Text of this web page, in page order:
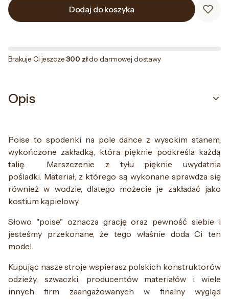
Dodaj do koszyka
Brakuje Ci jeszcze300 złdo darmowej dostawy
Opis
Poise to spodenki na pole dance z wysokim stanem,
wykończone zakładką, która pięknie podkreśla każdą
talię. Marszczenie z tyłu pięknie uwydatnia
pośladki. Materiał, z którego są wykonane sprawdza się
również w wodzie, dlatego możecie je zakładać jako
kostium kąpielowy.
Słowo "poise" oznacza grację oraz pewność siebie i
jesteśmy przekonane, że tego właśnie doda Ci ten
model.
Kupując nasze stroje wspierasz polskich konstruktorów
odzieży, szwaczki, producentów materiałów i wiele
innych firm zaangażowanych w finalny wygląd